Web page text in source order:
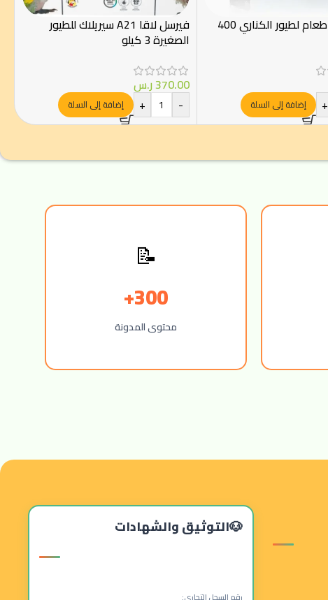
انتر نوتري طعام لطيور الكناري 400
+ إضافة إلى السلة
فيرسل لاقا A21 سيريلاك للطيور
الصغيرة 3 كيلو
370.00ر.س
-
+ إضافة إلى السلة
📝
300+
محتوى المدونة
التوثيق والشهادات
رقم السجل التجاري: